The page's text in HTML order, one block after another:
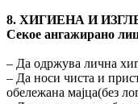
8. ХИГИЕНА И
Секое ангажирано
– Да одржува лична
– Да носи чиста и
обележана мајца(без